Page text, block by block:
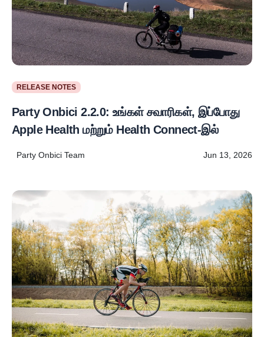
RELEASE NOTES
Party Onbici 2.2.0: உங்கள் சவாரிகள், இப்போது
Apple Health மற்றும் Health Connect-இல்
Party Onbici Team Jun 13, 2026